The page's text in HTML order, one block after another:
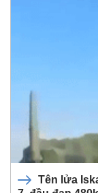
Tên lửa